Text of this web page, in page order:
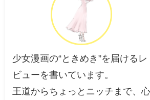
少女漫画の“ときめき”を届けるレ
ビューを書いています。
王道からちょっとニッチまで、心